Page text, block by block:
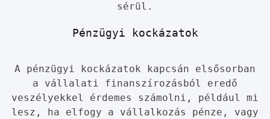
sérül.
Pénzügyi kockázatok
A pénzügyi kockázatok kapcsán elsősorban
a vállalati finanszírozásból eredő
veszélyekkel érdemes számolni, például mi
lesz, ha elfogy a vállalkozás pénze, vagy